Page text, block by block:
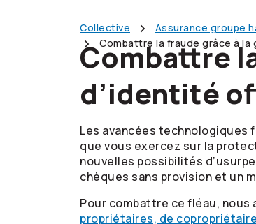
Collective Assurance groupe
Combattre la fraude grâce à
Combattre
d’identité
Les avancées
que vous exercez sur la
nouvelles possibilités
chèques sans provision et un
Pour combattre ce fléau, nous
propriétaires, de